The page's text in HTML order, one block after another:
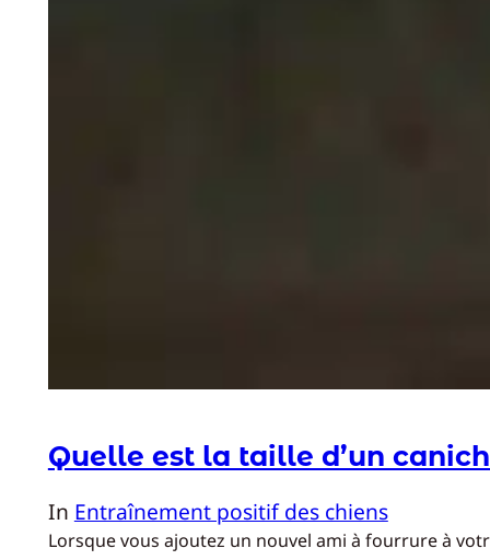
Quelle est la taille d’un
In Entraînement positif des chiens
Lorsque vous ajoutez un nouvel ami à fourrure à